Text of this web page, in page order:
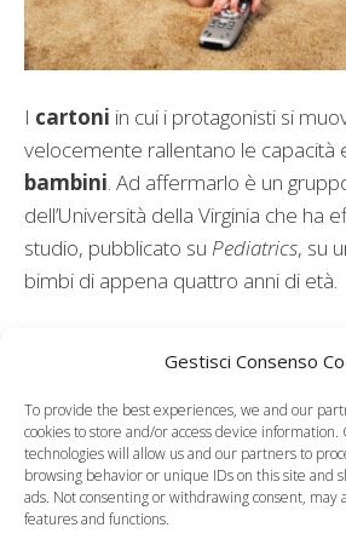
Gestisci Consenso
To provide the best experiences, we and our
cookies to store and/or access device information.
technologies will allow us and our partners to
browsing behavior or unique IDs on this site and
ads. Not consenting or withdrawing consent, may
features and functions.
I cartoni in cui i protagonisti si
velocemente rallentano le capacità
bambini. Ad affermarlo è un
dell’Università della Virginia che ha
studio, pubblicato su Pediatrics, su
bimbi di appena quattro anni di età.
passati a guardare un noto cartone i
muovono cinque volte più veloce
bambini non erano in grado di
adeguata untest di disegno
incapaci di seguire le indicazioni che